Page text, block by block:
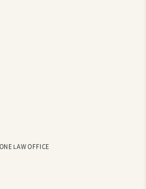
LAW OFFICE